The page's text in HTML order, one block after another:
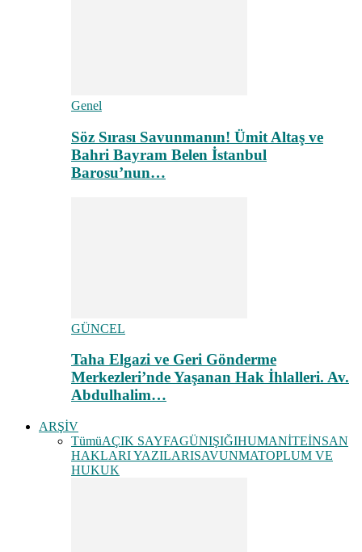
Genel
Söz Sırası Savunmanın! Ümit Altaş ve
Bahri Bayram Belen İstanbul
Barosu’nun…
GÜNCEL
Taha Elgazi ve Geri Gönderme
Merkezleri’nde Yaşanan Hak İhlalleri. Av.
Abdulhalim…
ARŞİV
TümüAÇIK SAYFAGÜNIŞIĞIHUMANİTEİNSAN
HAKLARI YAZILARISAVUNMATOPLUM VE
HUKUK